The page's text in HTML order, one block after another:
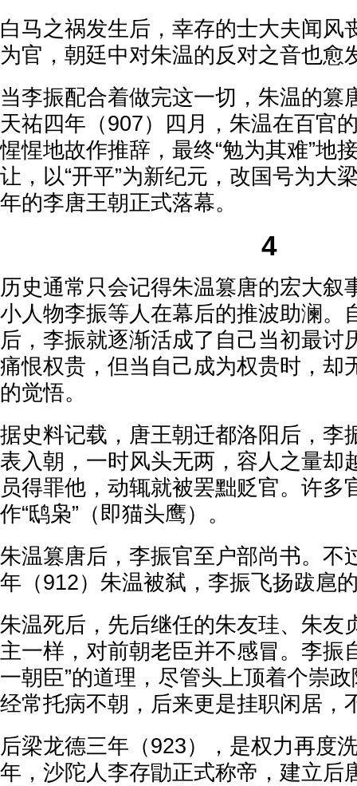
白马之祸发生后，幸存的士大夫闻风
为官，朝廷中对朱温的反对之音也愈
当李振配合着做完这一切，朱温的篡
天祐四年（907）四月，朱温在百官
惺惺地故作推辞，最终“勉为其难”地
让，以“开平”为新纪元，改国号为大
年的李唐王朝正式落幕。
4
历史通常只会记得朱温篡唐的宏大叙
小人物李振等人在幕后的推波助澜。
后，李振就逐渐活成了自己当初最
痛恨权贵，但当自己成为权贵时，却
的觉悟。
据史料记载，唐王朝迁都洛阳后，李
表入朝，一时风头无两，容人之量却
员得罪他，动辄就被罢黜贬官。许多
作“鸱枭”（即猫头鹰）。
朱温篡唐后，李振官至户部尚书。不
年（912）朱温被弑，李振飞扬跋扈
朱温死后，先后继任的朱友珪、朱友
主一样，对前朝老臣并不感冒。李振
一朝臣”的道理，尽管头上顶着个崇
经常托病不朝，后来更是挂职闲居，
后梁龙德三年（923），是权力再度
年，沙陀人李存勖正式称帝，建立后